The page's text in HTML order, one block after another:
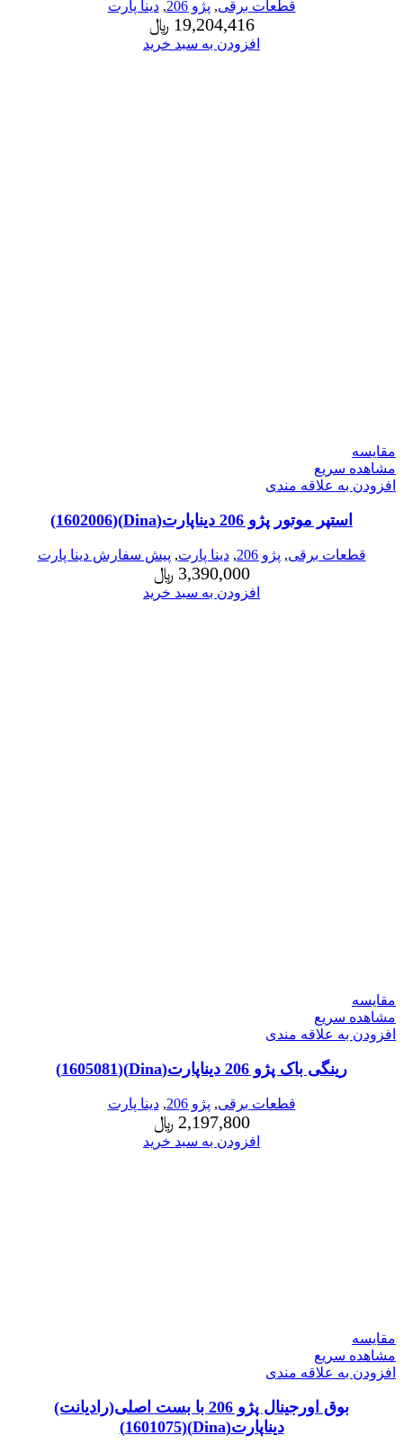
قطعات برقی, پژو 206 ,دینا پارت
19,204,416 ﷼
افزودن به سبد خرید
مقایسه
مشاهده سریع
افزودن به علاقه مندی
استپر موتور پژو 206 دیناپارت(Dina)(1602006)
قطعات برقی, پژو 206 ,دینا پارت, پیش سفارش دینا پارت
3,390,000 ﷼
افزودن به سبد خرید
مقایسه
مشاهده سریع
افزودن به علاقه مندی
رینگی باک پژو 206 دیناپارت(Dina)(1605081)
قطعات برقی, پژو 206 ,دینا پارت
2,197,800 ﷼
افزودن به سبد خرید
مقایسه
مشاهده سریع
افزودن به علاقه مندی
بوق اورجینال پژو 206 با بست اصلی(رادیانت)
دیناپارت(Dina)(1601075)